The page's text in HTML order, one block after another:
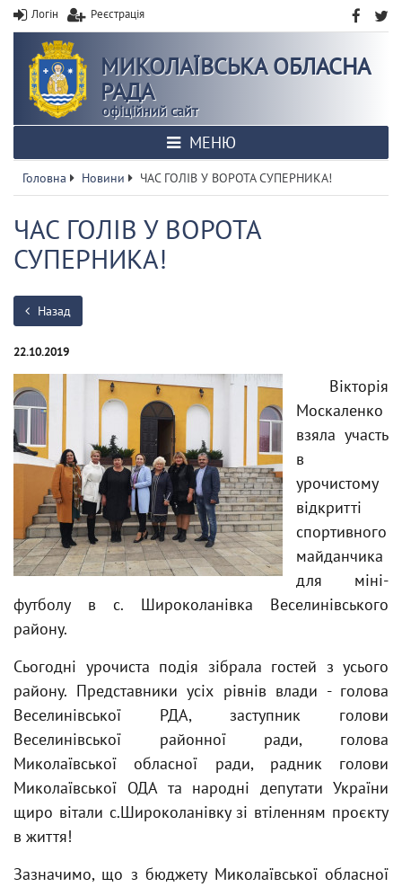
Логін Реєстрація
МИКОЛАЇВСЬКА ОБЛАСНА
РАДА
офіційний сайт
МЕНЮ
Головна Новини ЧАС ГОЛІВ У ВОРОТА СУПЕРНИКА!
ЧАС ГОЛІВ У ВОРОТА
СУПЕРНИКА!
Назад
22.10.2019
Вікторія
Москаленко
взяла участь
в
урочистому
відкритті
спортивного
майданчика
для міні-
футболу в с. Широколанівка Веселинівського
району.
Сьогодні урочиста подія зібрала гостей з усього
району. Представники усіх рівнів влади - голова
Веселинівської РДА, заступник голови
Веселинівської районної ради, голова
Миколаївської обласної ради, радник голови
Миколаївської ОДА та народні депутати України
щиро вітали с.Широколанівку зі втіленням проєкту
в життя!
Зазначимо, що з бюджету Миколаївської обласної